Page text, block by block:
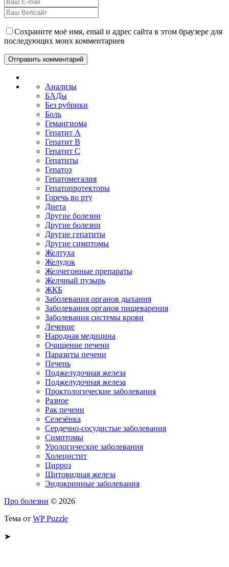
Сохраните моё имя, email и адрес сайта в этом браузере для
последующих моих комментариев
Анализы
БАДы
Без рубрики
Боль
Гемангиома
Гепатит A
Гепатит B
Гепатит C
Гепатиты
Гепатоз
Гепатомегалия
Гепатопротекторы
Горечь во рту
Диета
Другие болезни
Другие болезни
Другие гепатиты
Другие симптомы
Желтуха
Желудок
Желчегонные препараты
Желчный пузырь
ЖКБ
Заболевания органов дыхания
Заболевания органов пищеварения
Заболевания системы крови
Лечение
Народная медицина
Очищение печени
Паразиты печени
Печень
Поджелудочная железа
Поджелудочная железа
Проктологические заболевания
Разное
Рак печени
Селезёнка
Сердечно-сосудистые заболевания
Симптомы
Урологические заболевания
Холецистит
Цирроз
Щитовидная железа
Эндокринные заболевания
Про болезни © 2026
Тема от WP Puzzle
➤